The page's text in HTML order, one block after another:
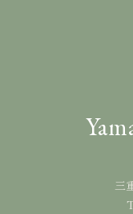
三